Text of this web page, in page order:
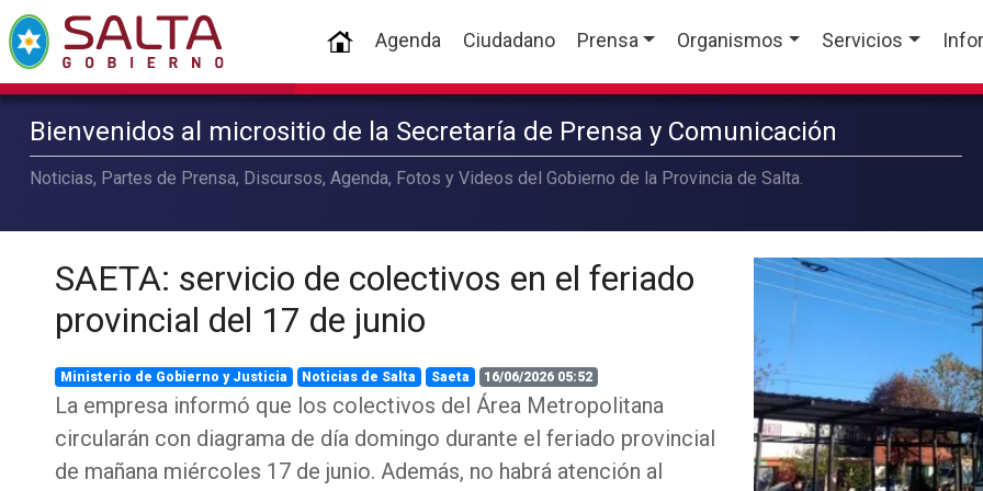
(current)
Agenda Ciudadano Prensa Organismos Servicios
Bienvenidos al micrositio de la Secretaría de Prensa y Comunicación
Noticias, Partes de Prensa, Discursos, Agenda, Fotos y Videos del Gobierno de la Provincia de Salta.
SAETA: servicio de colectivos en el feriado
provincial del 17 de junio
Ministerio de Gobierno y Justicia Noticias de Salta Saeta 16/06/2026 05:52
La empresa informó que los colectivos del Área Metropolitana
circularán con diagrama de día domingo durante el feriado provincial
de mañana miércoles 17 de junio. Además, no habrá atención al